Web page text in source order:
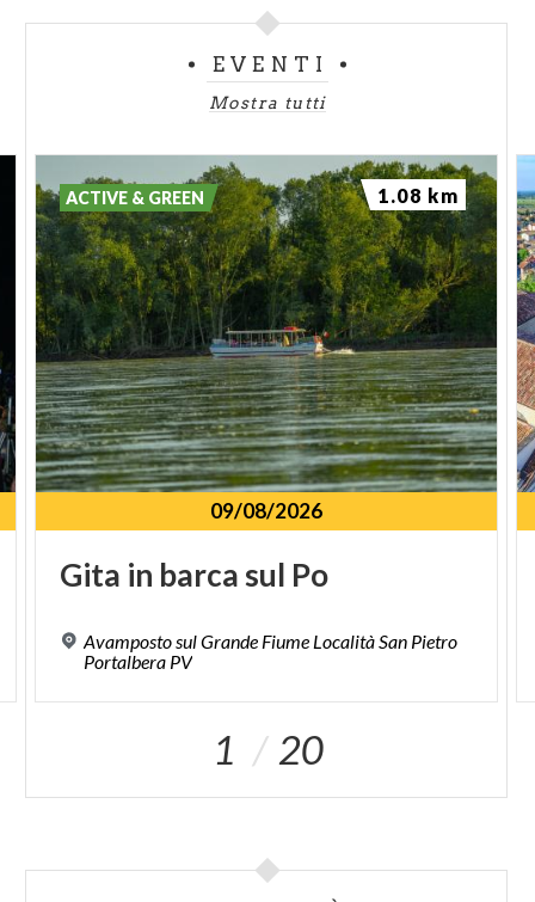
EVENTI
Mostra tutti
09/08/2026
Gita in barca sul Po
Avamposto sul Grande Fiume Località San Pietro
Portalbera PV
ACTIVE & GREEN 1.08 km
1 20